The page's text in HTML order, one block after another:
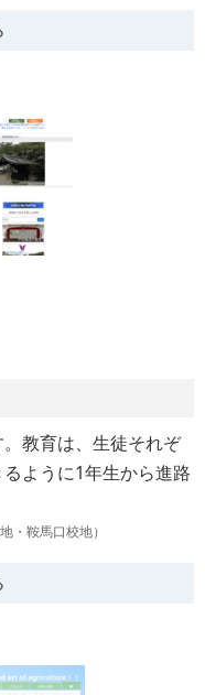
教育は、生徒それぞ
ように1年生から進路
・鞍馬口校地）